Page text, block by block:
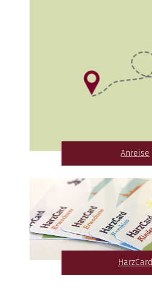
Anreise
HarzCard